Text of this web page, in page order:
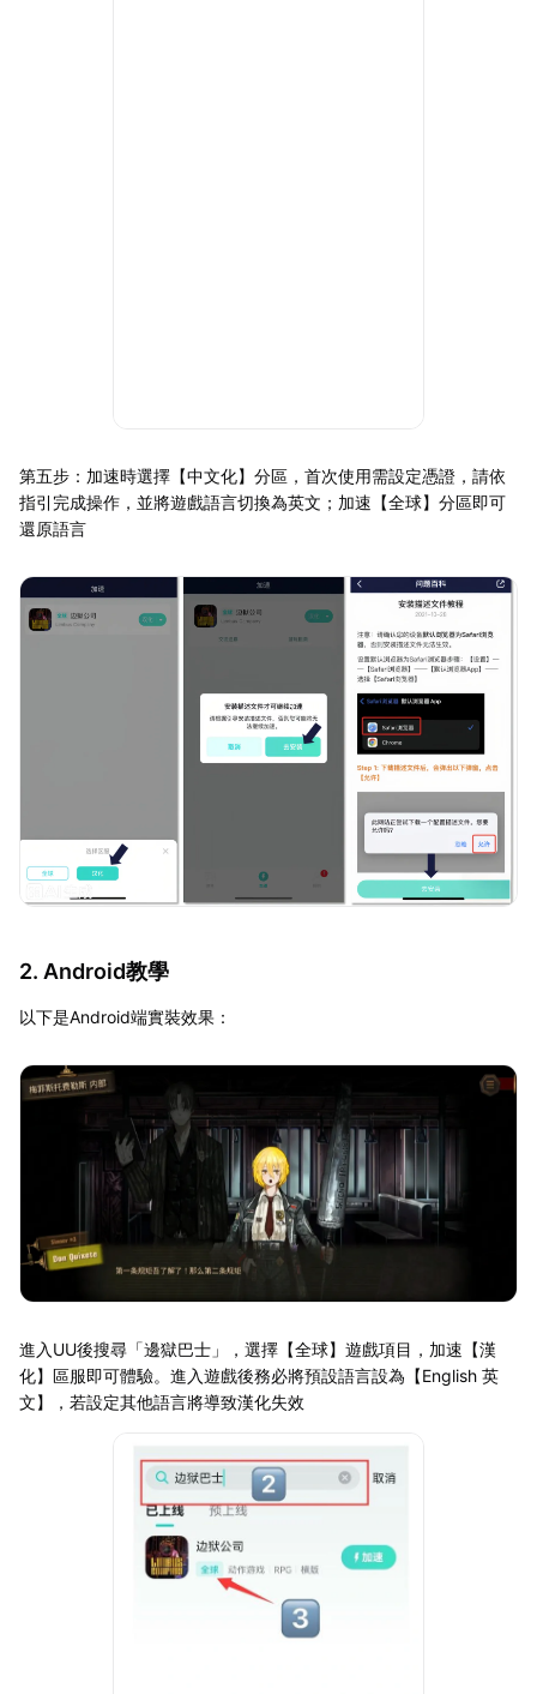
第五步：加速時選擇【中文化】分區，首次使用需設定憑證，請依
指引完成操作，並將遊戲語言切換為英文；加速【全球】分區即可
還原語言
2. Android教學
以下是Android端實裝效果：
進入UU後搜尋「邊獄巴士」，選擇【全球】遊戲項目，加速【漢
化】區服即可體驗。進入遊戲後務必將預設語言設為【English 英
文】，若設定其他語言將導致漢化失效